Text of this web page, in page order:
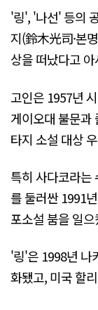
'링', '나선' 등의
지(鈴木光司·본
상을 떠났다고
고인은 1957년
게이오대 불문과
타지 소설 대상
특히 사다코라는
를 둘러싼 1991
포소설 붐을 일
'링'은 1998년 나
화됐고, 미국 할